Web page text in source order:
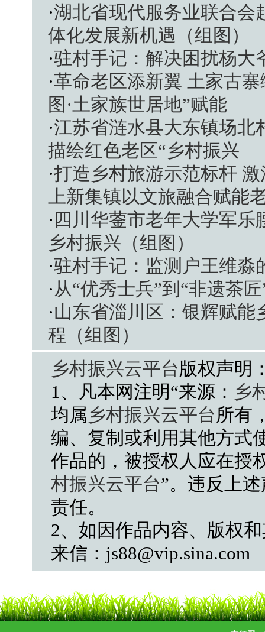
·湖北省现代服务业联合会
体化发展新机遇（组图）
·驻村手记：解决困扰杨大
·革命老区添新翼 土家古
图·土家族世居地”赋能
·江苏省涟水县大东镇场北
描绘红色老区“乡村振兴
·打造乡村旅游示范标杆
上新集镇以文旅融合赋能
· 四川华蓥市老年大学军
乡村振兴（组图）
·驻村手记：监测户王维淼
·从“优秀士兵”到“非遗茶
·山东省淄川区：银辉赋能
程（组图）
乡村振兴云平台版权声明
1、凡本网注明“来源： 乡
均属 乡村振兴云平台所有
编、复制或利用其他方式
作品的，被授权人应在授
村振兴云平台”。违反上
责任。
2、如因作品内容、版权
来信：js88@vip.sina.com